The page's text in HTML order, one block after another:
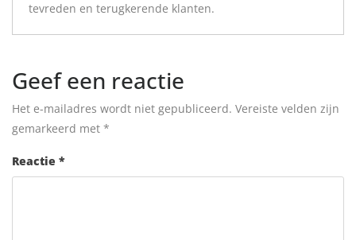
tevreden en terugkerende klanten.
Geef een reactie
Het e-mailadres wordt niet gepubliceerd. Vereiste velden zijn
gemarkeerd met *
Reactie *